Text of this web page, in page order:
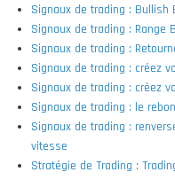
Signaux de trading : Bullish
Signaux de trading : Range
Signaux de trading :
Signaux de trading : créez
Signaux de trading : créez
Signaux de trading : le
Signaux de trading :
vitesse
Stratégie de Trading :